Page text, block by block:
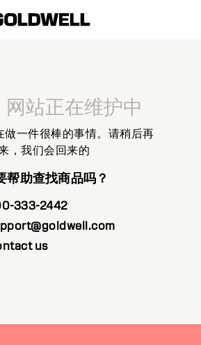
站正在维护中
做一件很棒的事情。请稍后再
，我们会回来的
帮助查找商品吗？
333-2442
us